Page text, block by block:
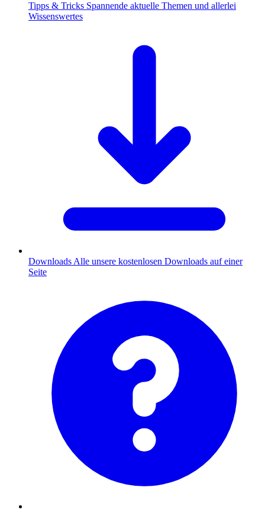
Tipps & Tricks Spannende aktuelle Themen und allerlei
Wissenswertes
Downloads Alle unsere kostenlosen Downloads auf einer
Seite